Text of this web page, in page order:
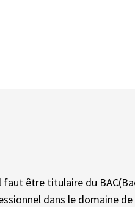
être titulaire du
dans le domaine